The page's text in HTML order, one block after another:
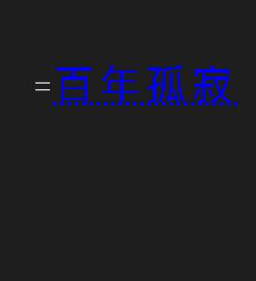
百年孤寂